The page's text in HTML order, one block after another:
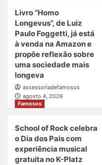
Livro “Homo
Longevus”, de Luiz
Paulo Foggetti, já está
à venda na Amazon e
propõe reflexão sobre
uma sociedade mais
longeva
assessoriadefamosos
agosto 4, 2026
Famosos
School of Rock celebra
o Dia dos Pais com
experiência musical
gratuita no K-Platz